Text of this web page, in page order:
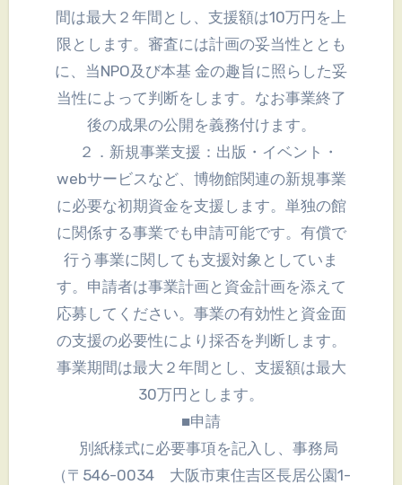
間は最大２年間とし、支援額は10万円を上
限とします。審査には計画の妥当性ととも
に、当NPO及び本基 金の趣旨に照らした妥
当性によって判断をします。なお事業終了
後の成果の公開を義務付けます。
２．新規事業支援：出版・イベント・
webサービスなど、博物館関連の新規事業
に必要な初期資金を支援します。単独の館
に関係する事業でも申請可能です。有償で
行う事業に関しても支援対象としていま
す。申請者は事業計画と資金計画を添えて
応募してください。事業の有効性と資金面
の支援の必要性により採否を判断します。
事業期間は最大２年間とし、支援額は最大
30万円とします。
■申請
別紙様式に必要事項を記入し、事務局
（〒546-0034 大阪市東住吉区長居公園1-